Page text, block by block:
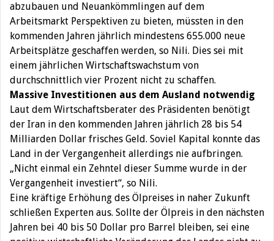
abzubauen und Neuankömmlingen auf dem
Arbeitsmarkt Perspektiven zu bieten, müssten in den
kommenden Jahren jährlich mindestens 655.000 neue
Arbeitsplätze geschaffen werden, so Nili. Dies sei mit
einem jährlichen Wirtschaftswachstum von
durchschnittlich vier Prozent nicht zu schaffen.
Massive Investitionen aus dem Ausland notwendig
Laut dem Wirtschaftsberater des Präsidenten benötigt
der Iran in den kommenden Jahren jährlich 28 bis 54
Milliarden Dollar frisches Geld. Soviel Kapital konnte das
Land in der Vergangenheit allerdings nie aufbringen.
„Nicht einmal ein Zehntel dieser Summe wurde in der
Vergangenheit investiert“, so Nili.
Eine kräftige Erhöhung des Ölpreises in naher Zukunft
schließen Experten aus. Sollte der Ölpreis in den nächsten
Jahren bei 40 bis 50 Dollar pro Barrel bleiben, sei eine